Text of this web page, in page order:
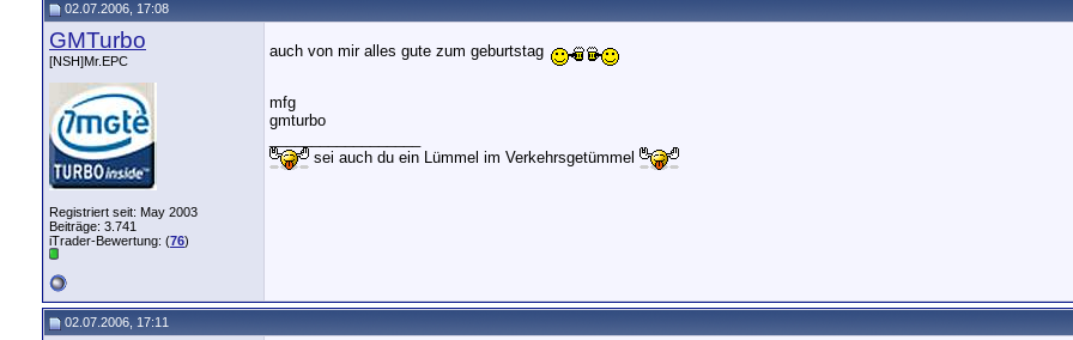
02.07.2006, 17:08
GMTurbo
[NSH]Mr.EPC
Registriert seit: May 2003
Beiträge: 3.741
iTrader-Bewertung: (76)
auch von mir alles gute zum geburtstag
mfg
gmturbo
sei auch du ein Lümmel im Verkehrsgetümmel
02.07.2006, 17:11